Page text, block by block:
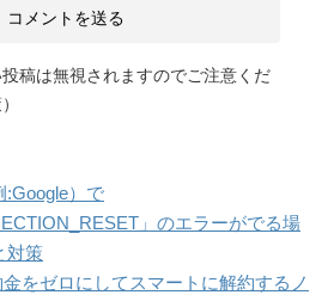
稿は無視されますのでご注意くだ
:Google）で
」のエラーがでる場
対策
金をゼロにしてスマートに解約するノ